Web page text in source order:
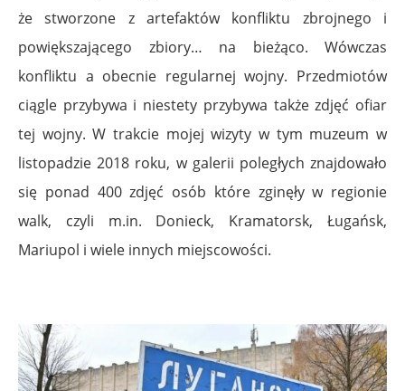
że stworzone z artefaktów konfliktu zbrojnego i
powiększającego zbiory… na bieżąco. Wówczas
konfliktu a obecnie regularnej wojny. Przedmiotów
ciągle przybywa i niestety przybywa także zdjęć ofiar
tej wojny. W trakcie mojej wizyty w tym muzeum w
listopadzie 2018 roku, w galerii poległych znajdowało
się ponad 400 zdjęć osób które zginęły w regionie
walk, czyli m.in. Donieck, Kramatorsk, Ługańsk,
Mariupol i wiele innych miejscowości.